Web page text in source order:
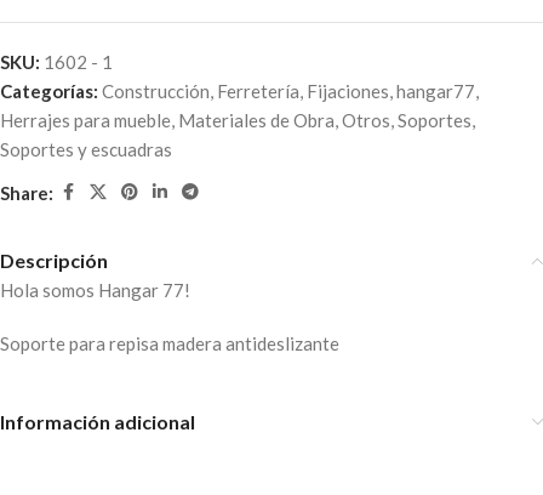
SKU: 1602 - 1
Categorías: Construcción, Ferretería, Fijaciones,hangar77,
Herrajes para mueble, Materiales de Obra,Otros,Soportes,
Soportes y escuadras
Share:
Descripción
Hola somos Hangar 77!
Soporte para repisa madera antideslizante
Información adicional